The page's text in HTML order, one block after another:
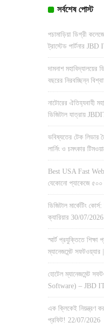
সর্বশেষ পোস্ট
পচামাড়িয়া ডিগ্রী
ট্রাস্টেড পার্টনার JBD
দামনাশ মহাবিদ্যালয়ের
বছরের নিরবচ্ছিন্ন
নাটোরের ঐতিহ্যবাহী
ডিজিটাল যাত্রায়
ভবিষ্যতের টেক লিডার
লার্নিং ও চমৎকার
Best USA Fast
যেকোনো প্যাকেজে ৫০০
ডিজিটাল মার্কেটিং
ক্যারিয়ার 30/07/2026
স্মার্ট প্রযুক্তিতে শিক্ষা
ম্যানেজমেন্ট
হোটেল ম্যানেজমেন্ট
Software) – JBD
এক ক্লিকেই নিয়ন্ত্রণ
প্রফিট! 22/07/2026